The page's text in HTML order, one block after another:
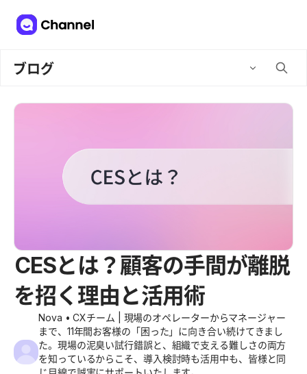
ブログ
CESとは？顧客の手間が離脱
を招く理由と活用術
Nova • CXチーム | 現場のオペレーターからマネージャー
まで、11年間お客様の「困った」に向き合い続けてきまし
た。現場の泥臭い試行錯誤と、組織で支える難しさの両方
を知っているからこそ、導入検討時も活用中も、皆様と同